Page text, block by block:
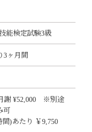
能検定試験3級
3ヶ月間
謝 ¥52,000 ※別途
可
間)あたり ￥9,750